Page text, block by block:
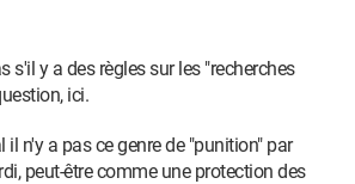
s'il y a des règles sur les "recherches
ici.
il n'y a pas ce genre de "punition" par
peut-être comme une protection des